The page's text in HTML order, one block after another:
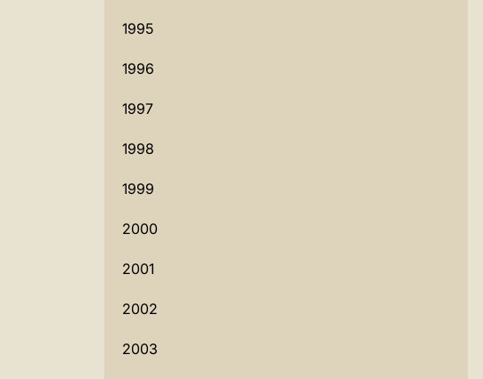
1995
1996
1997
1998
1999
2000
2001
2002
2003